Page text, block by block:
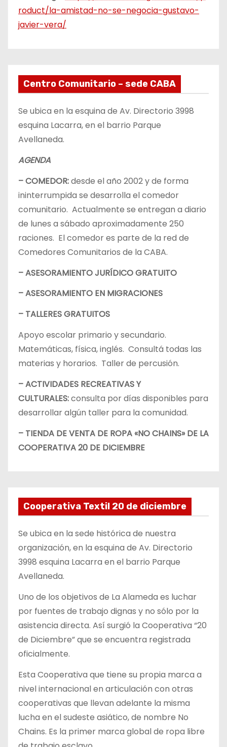
roduct/la-amistad-no-se-negocia-gustavo-
javier-vera/
Centro Comunitario – sede CABA
Se ubica en la esquina de Av. Directorio 3998
esquina Lacarra, en el barrio Parque
Avellaneda.
AGENDA
– COMEDOR:desde el año 2002 y de forma
ininterrumpida se desarrolla el comedor
comunitario. Actualmente se entregan a diario
de lunes a sábado aproximadamente 250
raciones. El comedor es parte de la red de
Comedores Comunitarios de la CABA.
– ASESORAMIENTO JURÍDICO GRATUITO
– ASESORAMIENTO EN MIGRACIONES
– TALLERES GRATUITOS
Apoyo escolar primario y secundario.
Matemáticas, física, inglés. Consultá todas las
materias y horarios. Taller de percusión.
– ACTIVIDADES RECREATIVAS Y
CULTURALES:consulta por días disponibles para
desarrollar algún taller para la comunidad.
– TIENDA DE VENTA DE ROPA «NO CHAINS» DE LA
COOPERATIVA 20 DE DICIEMBRE
Cooperativa Textil 20 de diciembre
Se ubica en la sede histórica de nuestra
organización, en la esquina de Av. Directorio
3998 esquina Lacarra en el barrio Parque
Avellaneda.
Uno de los objetivos de La Alameda es luchar
por fuentes de trabajo dignas y no sólo por la
asistencia directa. Así surgió la Cooperativa “20
de Diciembre” que se encuentra registrada
oficialmente.
Esta Cooperativa que tiene su propia marca a
nivel internacional en articulación con otras
cooperativas que llevan adelante la misma
lucha en el sudeste asiático, de nombre No
Chains. Es la primer marca global de ropa libre